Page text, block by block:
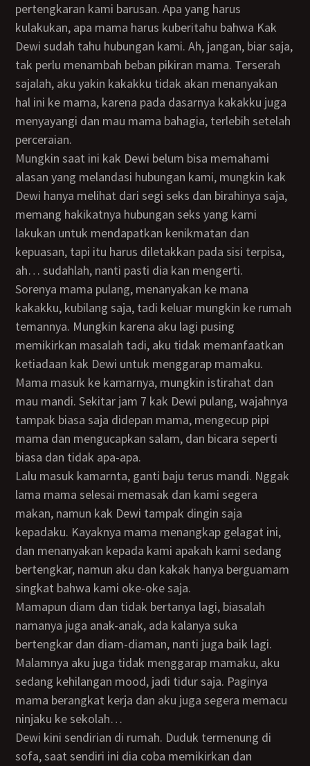
pertengkaran kami barusan. Apa yang harus
kulakukan, apa mama harus kuberitahu bahwa Kak
Dewi sudah tahu hubungan kami. Ah, jangan, biar saja,
tak perlu menambah beban pikiran mama. Terserah
sajalah, aku yakin kakakku tidak akan menanyakan
hal ini ke mama, karena pada dasarnya kakakku juga
menyayangi dan mau mama bahagia, terlebih setelah
perceraian.
Mungkin saat ini kak Dewi belum bisa memahami
alasan yang melandasi hubungan kami, mungkin kak
Dewi hanya melihat dari segi seks dan birahinya saja,
memang hakikatnya hubungan seks yang kami
lakukan untuk mendapatkan kenikmatan dan
kepuasan, tapi itu harus diletakkan pada sisi terpisa,
ah… sudahlah, nanti pasti dia kan mengerti.
Sorenya mama pulang, menanyakan ke mana
kakakku, kubilang saja, tadi keluar mungkin ke rumah
temannya. Mungkin karena aku lagi pusing
memikirkan masalah tadi, aku tidak memanfaatkan
ketiadaan kak Dewi untuk menggarap mamaku.
Mama masuk ke kamarnya, mungkin istirahat dan
mau mandi. Sekitar jam 7 kak Dewi pulang, wajahnya
tampak biasa saja didepan mama, mengecup pipi
mama dan mengucapkan salam, dan bicara seperti
biasa dan tidak apa-apa.
Lalu masuk kamarnta, ganti baju terus mandi. Nggak
lama mama selesai memasak dan kami segera
makan, namun kak Dewi tampak dingin saja
kepadaku. Kayaknya mama menangkap gelagat ini,
dan menanyakan kepada kami apakah kami sedang
bertengkar, namun aku dan kakak hanya berguamam
singkat bahwa kami oke-oke saja.
Mamapun diam dan tidak bertanya lagi, biasalah
namanya juga anak-anak, ada kalanya suka
bertengkar dan diam-diaman, nanti juga baik lagi.
Malamnya aku juga tidak menggarap mamaku, aku
sedang kehilangan mood, jadi tidur saja. Paginya
mama berangkat kerja dan aku juga segera memacu
ninjaku ke sekolah…
Dewi kini sendirian di rumah. Duduk termenung di
sofa, saat sendiri ini dia coba memikirkan dan